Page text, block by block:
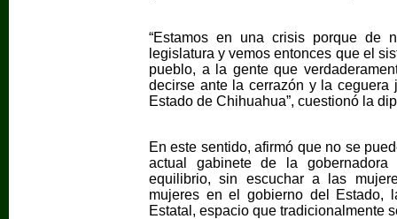
“Estamos en una crisis porque de
legislatura y vemos entonces que el
pueblo, a la gente que
decirse ante la cerrazón y la
Estado de Chihuahua”, cuestionó la
En este sentido, afirmó que no se
actual gabinete de la
equilibrio, sin escuchar a las
mujeres en el gobierno del Estado,
Estatal, espacio que tradicionalmente